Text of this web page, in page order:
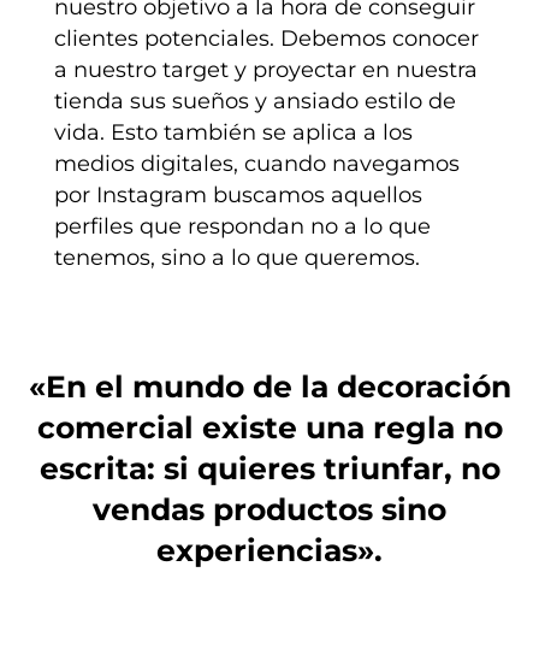
nuestro objetivo a la hora de conseguir
clientes potenciales. Debemos conocer
a nuestro target y proyectar en nuestra
tienda sus sueños y ansiado estilo de
vida. Esto también se aplica a los
medios digitales, cuando navegamos
por Instagram buscamos aquellos
perfiles que respondan no a lo que
tenemos, sino a lo que queremos.
«En el mundo de la decoración
comercial existe una regla no
escrita: si quieres triunfar, no
vendas productos sino
experiencias».